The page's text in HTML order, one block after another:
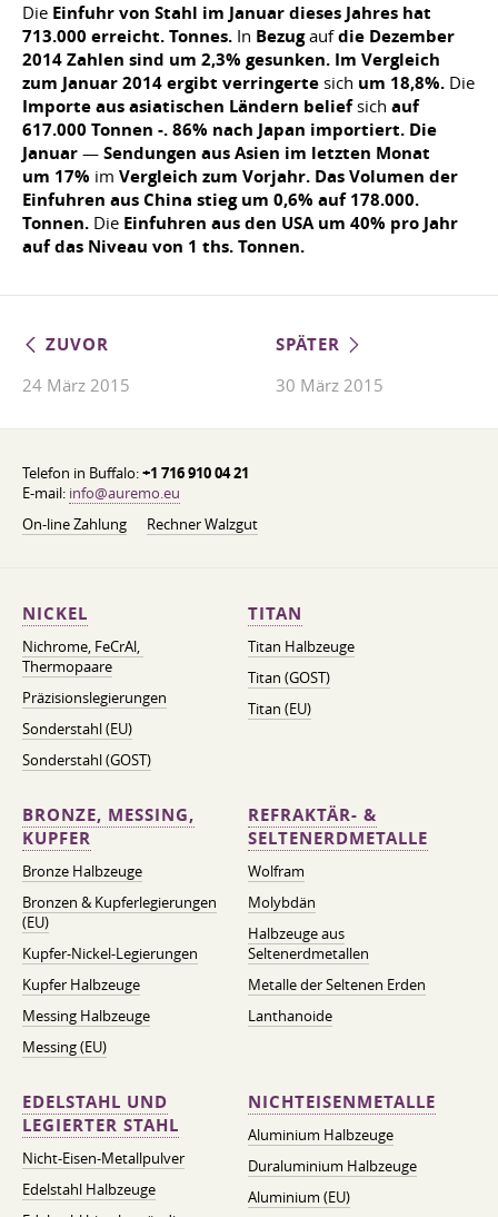
Die Einfuhr von Stahl im Januar dieses Jahres hat
713.000 erreicht. Tonnes. In Bezugaufdie Dezember
2014 Zahlen sind um 2,3% gesunken. Im Vergleich
zum Januar 2014 ergibt verringerte sich um 18,8%. Die
Importe aus asiatischen Ländern beliefsich auf
617.000 Tonnen -. 86% nach Japan importiert. Die
Januar — Sendungen aus Asien im letzten Monat
um 17% im Vergleich zum Vorjahr. Das Volumen der
Einfuhren aus China stieg um 0,6% auf 178.000.
Tonnen. Die Einfuhren aus den USA um 40% pro Jahr
auf das Niveau von 1 ths. Tonnen.
ZUVOR
24 März 2015
SPÄTER
30 März 2015
Telefon in Buffalo:+1 716 910 04 21
E-mail: info@auremo.eu
On-line Zahlung
Rechner Walzgut
NICKEL
Nichrome, FeСrAl, ​​
Thermopaare
Präzisionslegierungen
Sonderstahl (EU)
Sonderstahl (GOST)
TITAN
Titan Halbzeuge
Titan (GOST)
Titan (EU)
BRONZE, MESSING,
KUPFER
Bronze Halbzeuge
Bronzen & Kupferlegierungen
(EU)
Kupfer-Nickel-Legierungen
Kupfer Halbzeuge
Messing Halbzeuge
Messing (EU)
REFRAKTÄR- &
SELTENERDMETALLE
Wolfram
Molybdän
Halbzeuge aus
Seltenerdmetallen
Metalle der Seltenen Erden
Lanthanoide
EDELSTAHL UND
LEGIERTER STAHL
Nicht-Eisen-Metallpulver
Edelstahl Halbzeuge
NICHTEISENMETALLE
Aluminium Halbzeuge
Duraluminium Halbzeuge
Aluminium (EU)